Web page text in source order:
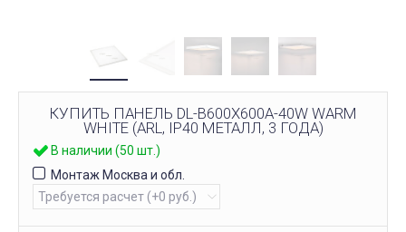
КУПИТЬ ПАНЕЛЬ DL-B600X600A-40W WARM
WHITE (ARL, IP40 МЕТАЛЛ, 3 ГОДА)
В наличии (50 шт.)
Монтаж Москва и обл.